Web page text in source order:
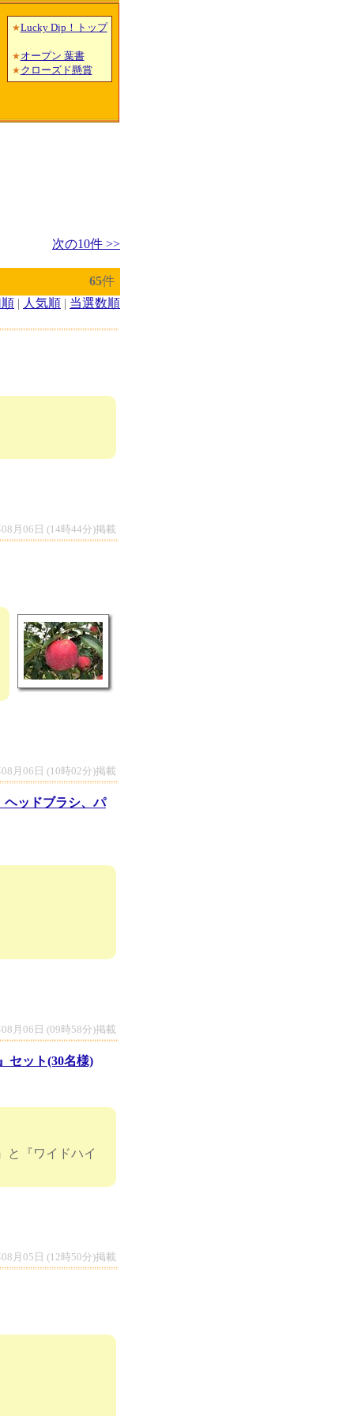
★Lucky Dip！トップ
★オープン 葉書
★クローズド懸賞
次の10件 >>
65件
| 人気順 | 当選数順
ゼント！
月06日 (14時44分)掲載
月06日 (10時02分)掲載
ヘッドブラシ、パ
月06日 (09時58分)掲載
セット(30名様)
と『ワイドハイ
月05日 (12時50分)掲載